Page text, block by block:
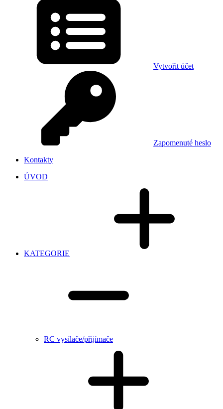
Vytvořit účet
Zapomenuté heslo
Kontakty
ÚVOD
KATEGORIE
RC vysílače/přijímače